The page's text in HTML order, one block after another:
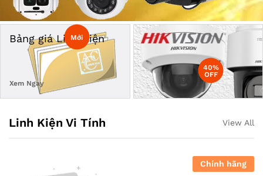
Bảng giá Linh Kiện
Xem Ngay
Mới
40%
OFF
Linh Kiện Vi Tính View All
Chính hãng